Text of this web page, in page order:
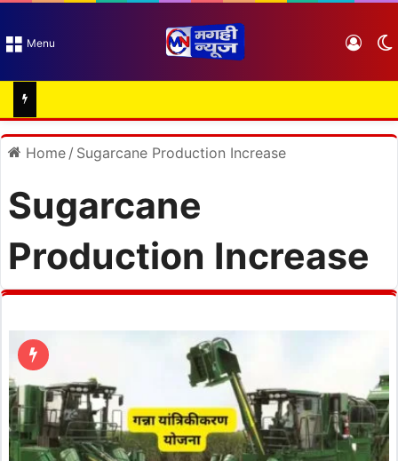
Menu Log
Home / Sugarcane Production Increase
Sugarcane
Production Increase